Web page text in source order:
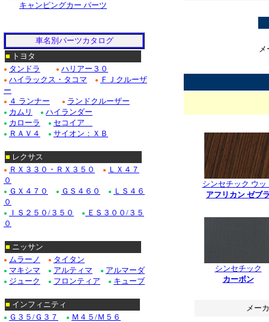
シンセチック ウッ
アフリカン ゼブ
シンセチック
カーボン
メー
■ホンダ：アコー
キャンピングカー パーツ
車名別パーツカタログ
■ トヨタ
● タンドラ ● ハリアー３０
● ハイラックス・タコマ ●
ＦＪクルーザ
ー
● ４ ランナー ● ランドクルーザー
● カムリ ● ハイランダー
● カローラ ● セコイア
● ＲＡＶ４ ● サイオン：ＸＢ
■ レクサス
● ＲＸ３３０・ＲＸ３５０ ●
ＬＸ４７
０
● ＧＸ４７０ ● ＧＳ４６０ ●
ＬＳ４６
０
● ＩＳ２５０/３５０ ●
ＥＳ３００/３５
０
■ ニッサン
● ムラーノ ● タイタン
● マキシマ ● アルティマ ● アルマーダ
● ジューク ● フロンティア ● キューブ
■ インフィニティ
● Ｇ３５/Ｇ３７ ● Ｍ４５/Ｍ５６